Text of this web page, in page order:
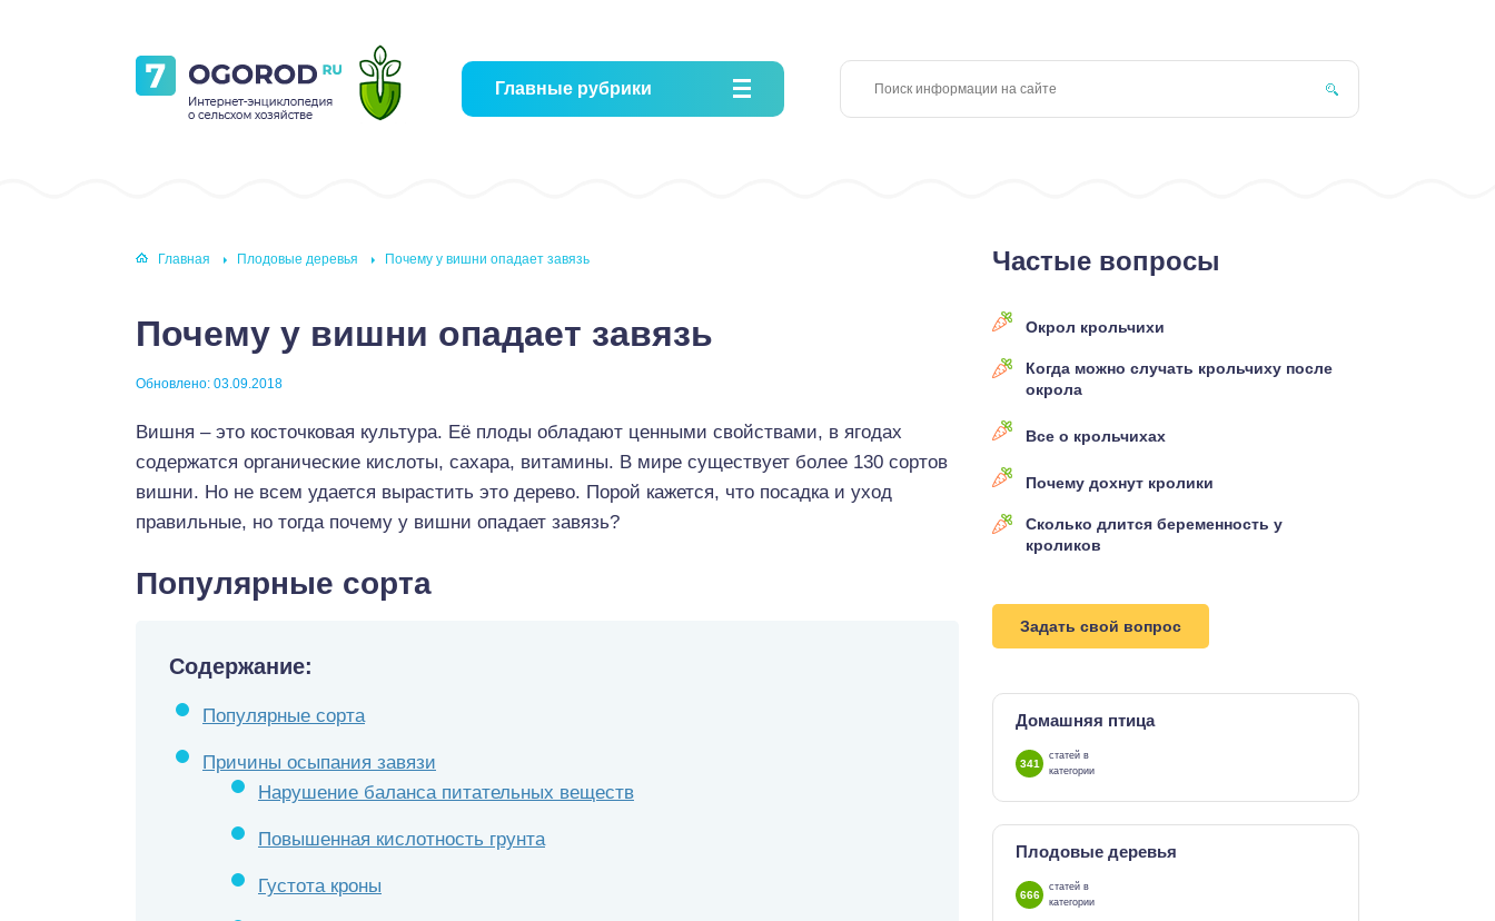
Главные рубрики
Главная Плодовые деревья Почему у вишни опадает завязь
Почему у вишни опадает завязь
Обновлено: 03.09.2018
Вишня – это косточковая культура. Её плоды обладают ценными свойствами, в ягодах
содержатся органические кислоты, сахара, витамины. В мире существует более 130 сортов
вишни. Но не всем удается вырастить это дерево. Порой кажется, что посадка и уход
правильные, но тогда почему у вишни опадает завязь?
Популярные сорта
Содержание:
Популярные сорта
Причины осыпания завязи
Нарушение баланса питательных веществ
Повышенная кислотность грунта
Густота кроны
Частые вопросы
Окрол крольчихи
Когда можно случать крольчиху после
окрола
Все о крольчихах
Почему дохнут кролики
Сколько длится беременность у
кроликов
Задать свой вопрос
Домашняя птица
341
статей в
категории
Плодовые деревья
666
статей в
категории